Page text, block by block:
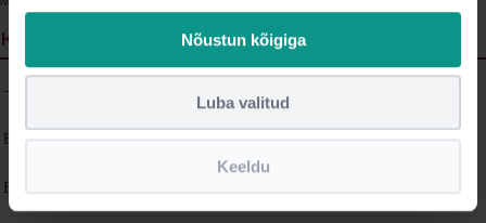
Nõustun kõigiga
Luba valitud
Keeldu
КАТЕГОРИИ
—
Витамины и минералы 34
Все из